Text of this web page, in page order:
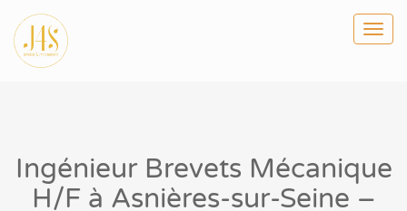
Ingénieur Brevets Mécanique
H/F à Asnières-sur-Seine –